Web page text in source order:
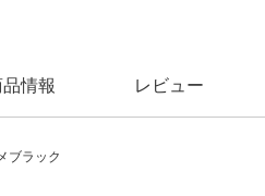
ブラック
情報 レビュー